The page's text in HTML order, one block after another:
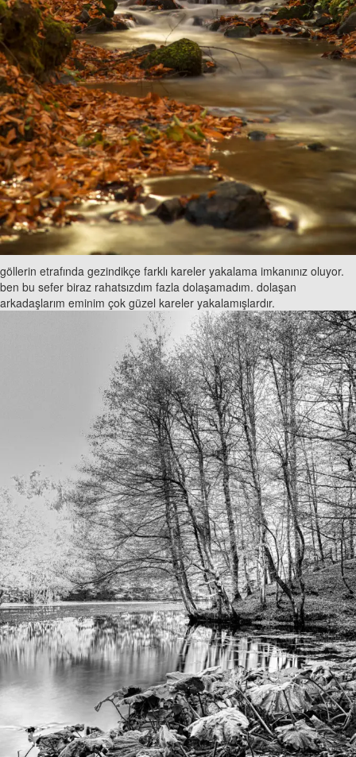
göllerin etrafında gezindikçe farklı kareler yakalama imkanınız oluyor.
ben bu sefer biraz rahatsızdım fazla dolaşamadım. dolaşan
arkadaşlarım eminim çok güzel kareler yakalamışlardır.